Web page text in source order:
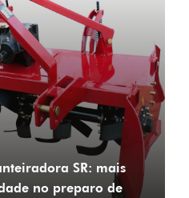
SR: mais
no preparo de